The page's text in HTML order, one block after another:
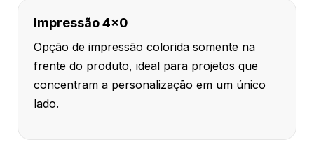
Impressão 4x0
Opção de impressão colorida somente na
frente do produto, ideal para projetos que
concentram a personalização em um único
lado.